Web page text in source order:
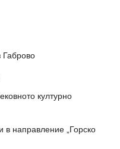
културно
в направление „Горско